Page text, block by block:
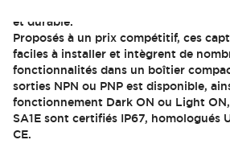
robotique précise afin de produire un
et durable.
Proposés à un prix compétitif, ces
faciles à installer et intègrent de
fonctionnalités dans un boîtier
sorties NPN ou PNP est disponible,
fonctionnement Dark ON ou Light
SA1E sont certifiés IP67, homologués
CE.